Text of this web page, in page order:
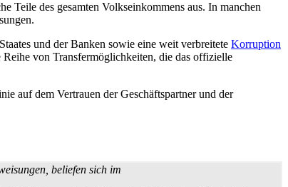
Teile des gesamten Volks­ein­kommens aus. In manchen
und der Banken sowie eine weit verbreitete Korruption
von Transfer­möglichkeiten, die das offizielle
auf dem Vertrauen der Geschäfts­partner und der
beliefen sich im